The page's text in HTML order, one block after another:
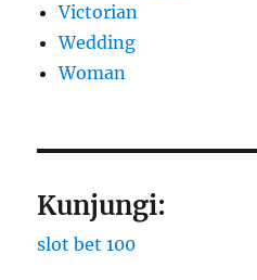
Victorian
Wedding
Woman
Kunjungi:
slot bet 100